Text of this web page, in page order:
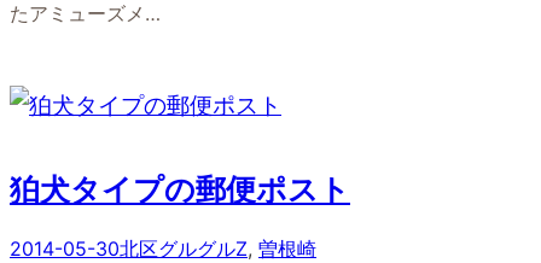
たアミューズメ…
狛犬タイプの郵便ポスト
2014-05-30北区グルグルZ, 曽根崎